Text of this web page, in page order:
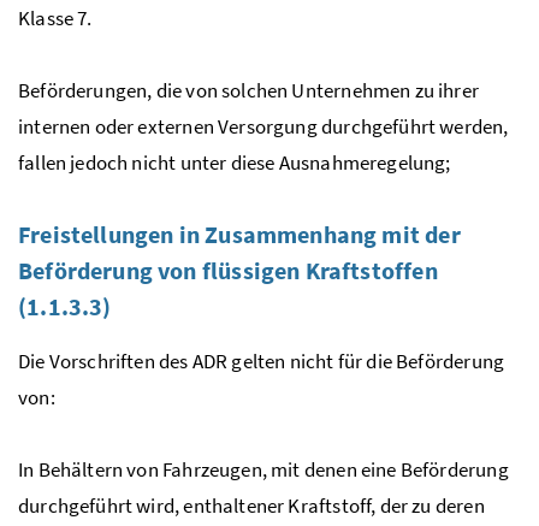
Klasse 7.
Beförderungen, die von solchen Unternehmen zu ihrer
internen oder externen Versorgung durchgeführt werden,
fallen jedoch nicht unter diese Ausnahmeregelung;
Freistellungen in Zusammenhang mit der
Beförderung von flüssigen Kraftstoffen
(1.1.3.3)
Die Vorschriften desADR gelten nicht für die Beförderung
von:
In Behältern von Fahrzeugen, mit denen eine Beförderung
durchgeführt wird, enthaltener Kraftstoff, der zu deren